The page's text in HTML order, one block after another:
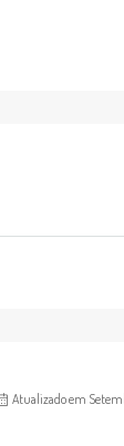
Atualizado em